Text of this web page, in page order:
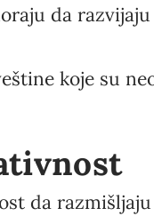
da
koje su
da